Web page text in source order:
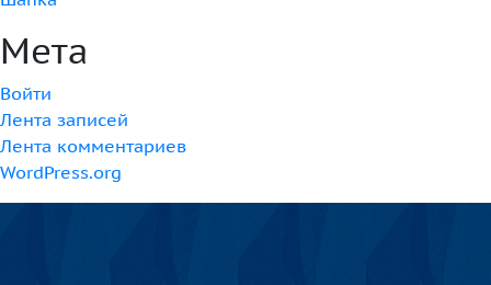
Мета
Войти
Лента записей
Лента комментариев
WordPress.org